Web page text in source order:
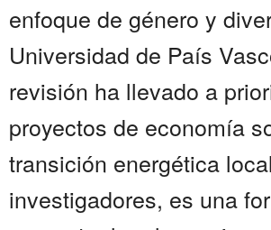
enfoque de género y
Universidad de País
revisión ha llevado a
proyectos de economía
transición energética
investigadores, es una